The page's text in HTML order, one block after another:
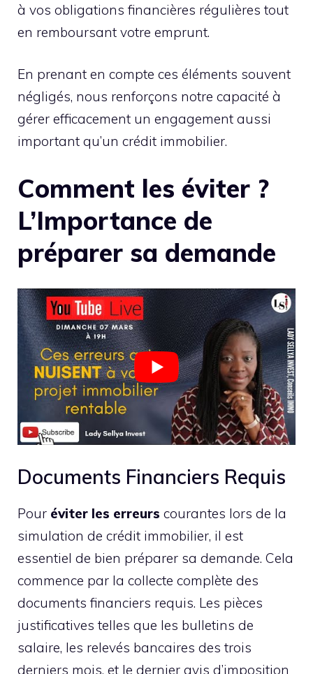
à vos obligations financières régulières tout
en remboursant votre emprunt.
En prenant en compte ces éléments souvent
négligés, nous renforçons notre capacité à
gérer efficacement un engagement aussi
important qu’un crédit immobilier.
Comment les éviter ?
L’Importance de
préparer sa demande
Documents Financiers Requis
Pour éviter les erreurs courantes lors de la
simulation de crédit immobilier, il est
essentiel de bien préparer sa demande. Cela
commence par la collecte complète des
documents financiers requis. Les pièces
justificatives telles que les bulletins de
salaire, les relevés bancaires des trois
derniers mois, et le dernier avis d’imposition